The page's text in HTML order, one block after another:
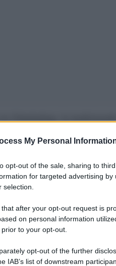
My Personal
opt-out of the sale, sharing to
for targeted advertising
selection.
that after your opt-out request is
on personal information
to your opt-out.
opt-out of the further
IAB’s list of downstream
la Grindadrap, la
della difesa e della
Watson, infatti, si tratta
impegnata nella lotta
a Hvalba, un piccolo